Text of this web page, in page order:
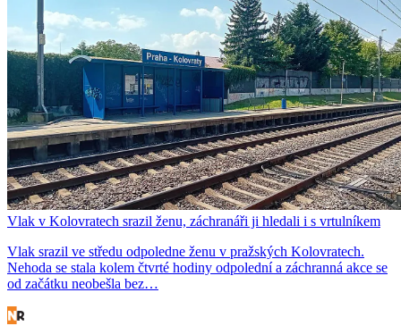
Vlak v Kolovratech srazil ženu, záchranáři ji hledali i s vrtulníkem
Vlak srazil ve středu odpoledne ženu v pražských Kolovratech.
Nehoda se stala kolem čtvrté hodiny odpolední a záchranná akce se
od začátku neobešla bez…